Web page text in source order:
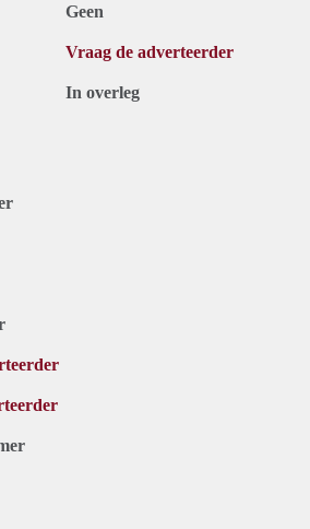
Geen
Vraag de adverteerder
In overleg